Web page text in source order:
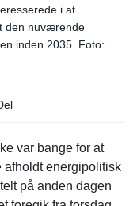
i at
den nuværende
inden 2035. Foto:
var bange for at
afholdt energipolitisk
på anden dagen